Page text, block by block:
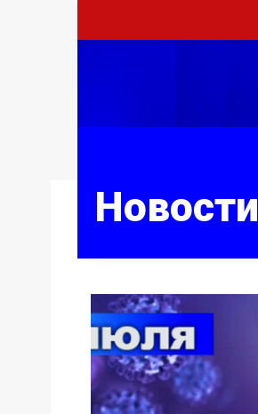
Новости